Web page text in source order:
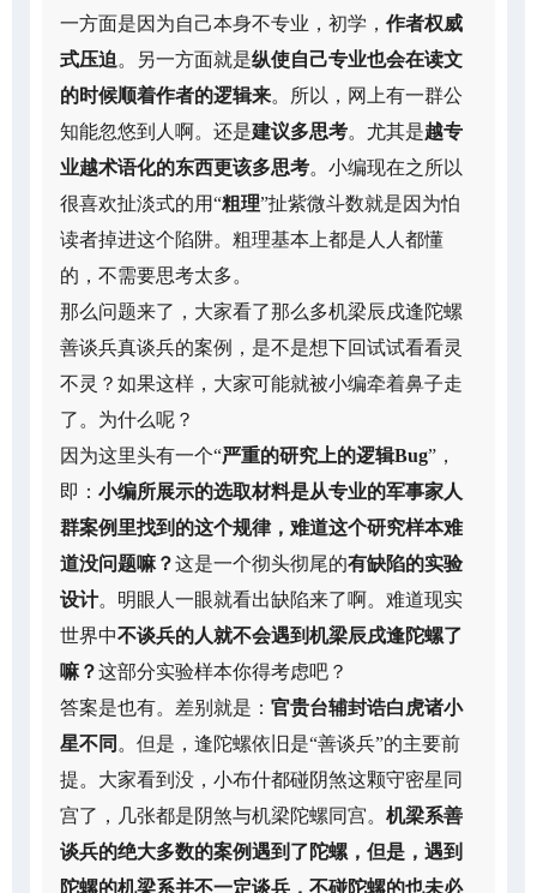
一方面是因为自己本身不专业，初学， 作者权威
式压迫 。另一方面就是纵使自己专业也会在读文
的时候顺着作者的逻辑来。所以，网上有一群公
知能忽悠到人啊。还是建议多思考。尤其是越专
业越术语化的东西更该多思考。小编现在之所以
很喜欢扯淡式的用“粗理”扯紫微斗数就是因为怕
读者掉进这个陷阱。粗理基本上都是人人都懂
的，不需要思考太多。
那么问题来了，大家看了那么多机梁辰戌逢陀螺
善谈兵真谈兵的案例，是不是想下回试试看看灵
不灵？如果这样，大家可能就被小编牵着鼻子走
了。为什么呢？
因为这里头有一个“严重的研究上的逻辑Bug”，
即： 小编所展示的选取材料是从专业的军事家人
群案例里找到的这个规律，难道这个研究样本难
道没问题嘛？这是一个彻头彻尾的有缺陷的实验
设计。明眼人一眼就看出缺陷来了啊。难道现实
世界中不谈兵的人就不会遇到机梁辰戌逢陀螺了
嘛？这部分实验样本你得考虑吧？
答案是也有。差别就是： 官贵台辅封诰白虎诸小
星不同 。但是，逢陀螺依旧是“善谈兵”的主要前
提。大家看到没，小布什都碰阴煞这颗守密星同
宫了，几张都是阴煞与机梁陀螺同宫。 机梁系善
谈兵的绝大多数的案例遇到了陀螺，但是，遇到
陀螺的机梁系并不一定谈兵，不碰陀螺的也未必